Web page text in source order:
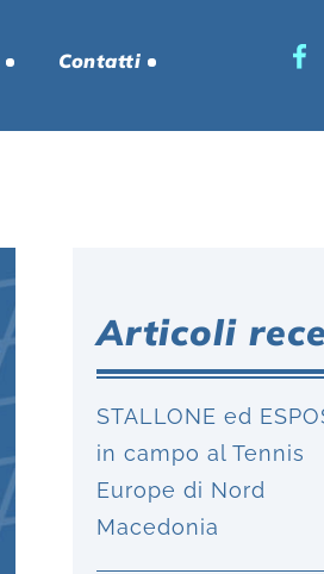
Contatti
Articoli
STALLONE ed
in campo al Tennis
Europe di Nord
Macedonia